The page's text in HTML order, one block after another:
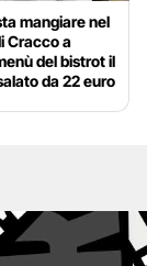
mangiare nel
Cracco a
del bistrot il
da 22 euro